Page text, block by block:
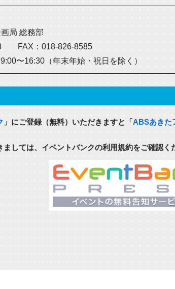
局 総務部
FAX：018-826-8585
〜16:30（年末年始・祝日を除く）
」にご登録（無料）いただきますと「ABSあきた
ましては、イベントバンクの利用規約をご確認く